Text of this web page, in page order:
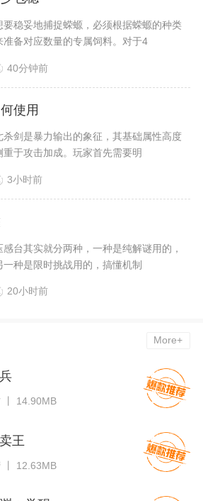
要稳妥地捕捉蝾螈，必须根据蝾螈的种类
准备对应数量的专属饲料。对于4
40分钟前
使用
杀剑是暴力输出的象征，其基础属性高度
重于攻击加成。玩家首先需要明
3小时前
感台其实就分两种，一种是纯解谜用的，
一种是限时挑战用的，搞懂机制
20小时前
More+
丨 14.90MB
王
丨 12.63MB